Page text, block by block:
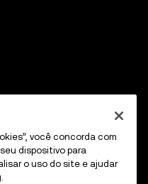
você concorda com
dispositivo para
o uso do site e ajudar